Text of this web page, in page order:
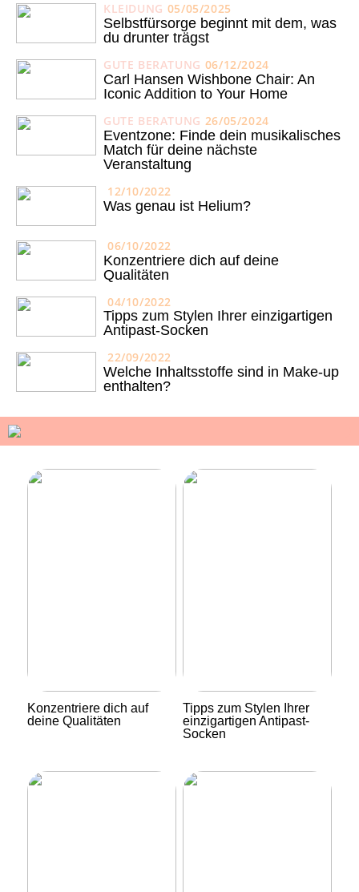
KLEIDUNG 05/05/2025
Selbstfürsorge beginnt mit dem, was
du drunter trägst
GUTE BERATUNG 06/12/2024
Carl Hansen Wishbone Chair: An
Iconic Addition to Your Home
GUTE BERATUNG 26/05/2024
Eventzone: Finde dein musikalisches
Match für deine nächste
Veranstaltung
12/10/2022
Was genau ist Helium?
06/10/2022
Konzentriere dich auf deine
Qualitäten
04/10/2022
Tipps zum Stylen Ihrer einzigartigen
Antipast-Socken
22/09/2022
Welche Inhaltsstoffe sind in Make-up
enthalten?
Konzentriere dich auf
deine Qualitäten
Tipps zum Stylen Ihrer
einzigartigen Antipast-
Socken